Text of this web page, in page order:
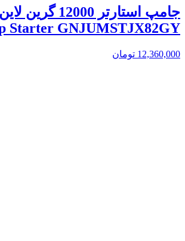
Starter GNJUMSTJX82GY
12,360,000 تومان